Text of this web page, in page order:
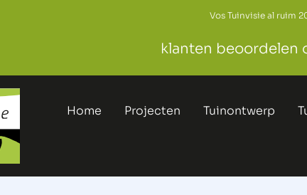
Vos Tuinvisie al ruim
klanten beoordelen
Home Projecten Tuinontwerp